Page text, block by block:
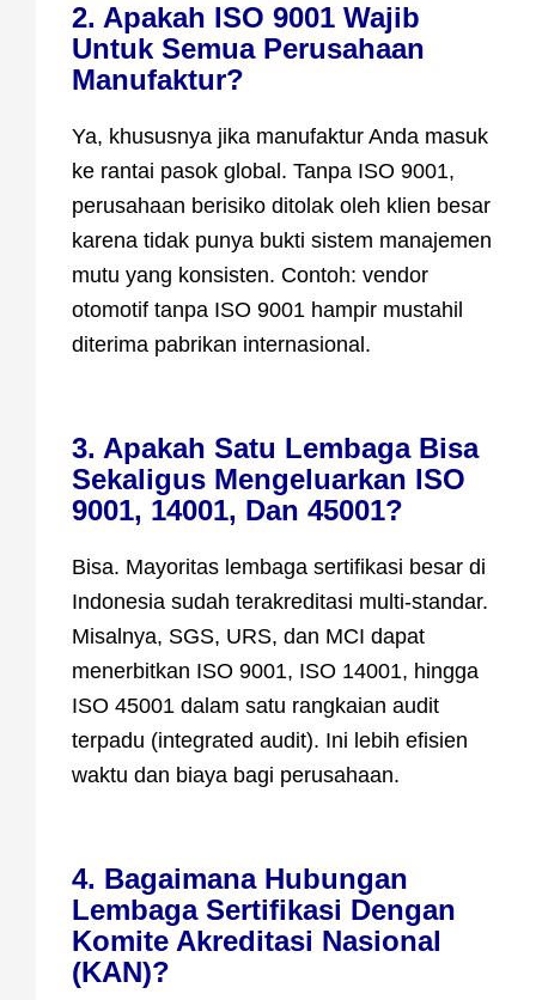
2. Apakah ISO 9001 Wajib
Untuk Semua Perusahaan
Manufaktur?
Ya, khususnya jika manufaktur Anda masuk
ke rantai pasok global. Tanpa ISO 9001,
perusahaan berisiko ditolak oleh klien besar
karena tidak punya bukti sistem manajemen
mutu yang konsisten. Contoh: vendor
otomotif tanpa ISO 9001 hampir mustahil
diterima pabrikan internasional.
3. Apakah Satu Lembaga Bisa
Sekaligus Mengeluarkan ISO
9001, 14001, Dan 45001?
Bisa. Mayoritas lembaga sertifikasi besar di
Indonesia sudah terakreditasi multi-standar.
Misalnya, SGS, URS, dan MCI dapat
menerbitkan ISO 9001, ISO 14001, hingga
ISO 45001 dalam satu rangkaian audit
terpadu (integrated audit). Ini lebih efisien
waktu dan biaya bagi perusahaan.
4. Bagaimana Hubungan
Lembaga Sertifikasi Dengan
Komite Akreditasi Nasional
(KAN)?